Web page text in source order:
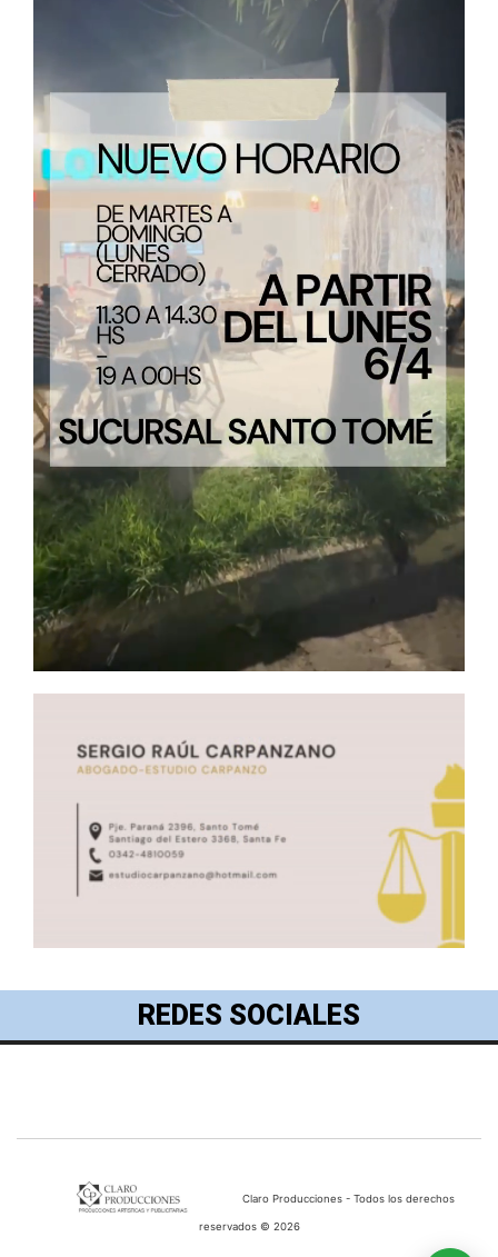
REDES SOCIALES
Claro Producciones - Todos los derechos
reservados © 2026